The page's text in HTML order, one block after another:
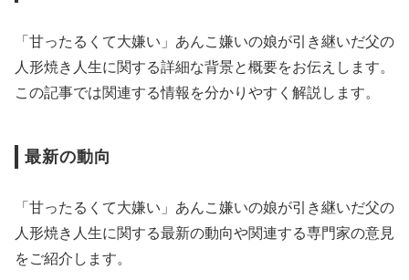
「甘ったるくて大嫌い」あんこ嫌いの娘が引き継いだ父の
人形焼き人生に関する詳細な背景と概要をお伝えします。
この記事では関連する情報を分かりやすく解説します。
最新の動向
「甘ったるくて大嫌い」あんこ嫌いの娘が引き継いだ父の
人形焼き人生に関する最新の動向や関連する専門家の意見
をご紹介します。